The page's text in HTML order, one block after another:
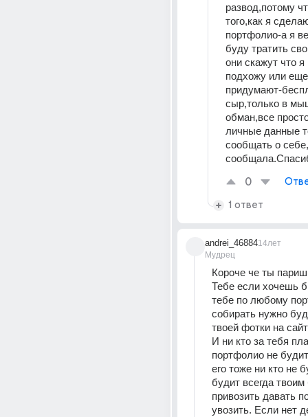
развод,потому
того,как я
портфолио-а я
буду тратить
они скажут что
подхожу или
придумают-
сыр,только в
обман,все
личные данные
сообщать о
0
1 ответ
andrei_46884
Мудрец
14лет
Короче че ты
Тебе если хочешь
тебе по любому
собирать нужно
твоей фотки на
И ни кто за тебя
портфолио не
его тоже ни кто не
будит всегда
привозить давать
увозить. Если нет